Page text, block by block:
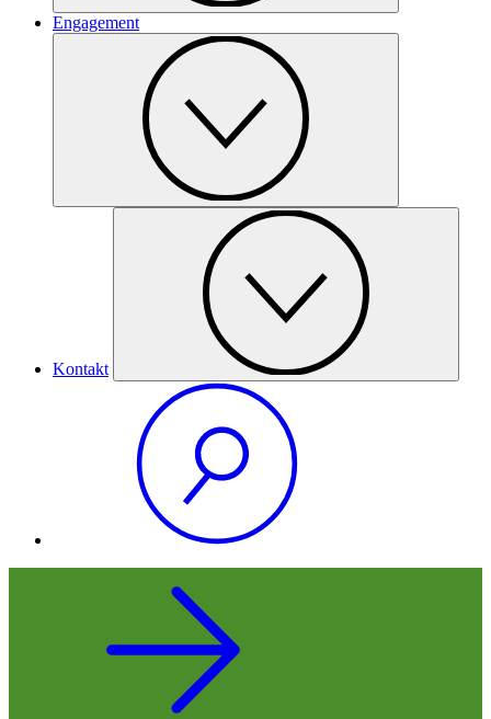
Engagement
Kontakt